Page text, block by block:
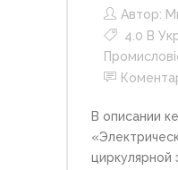
Автор:
4.0 В
В описании
циркулярной